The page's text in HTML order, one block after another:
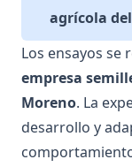
agrícola
Los ensayos se
empresa
Moreno. La
desarrollo y